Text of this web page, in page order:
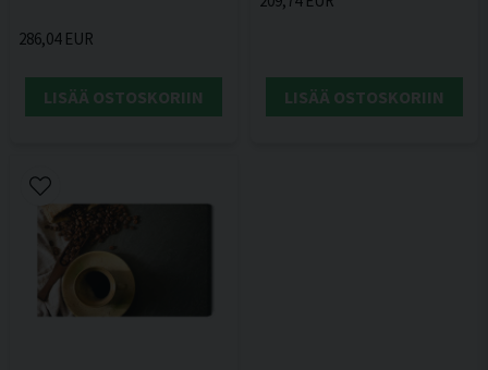
286,04 EUR
LISÄÄ OSTOSKORIIN LISÄÄ OSTOSKORIIN